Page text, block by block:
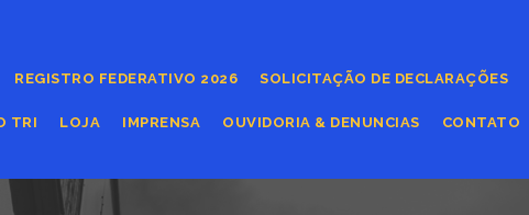
REGISTRO FEDERATIVO 2026 SOLICITAÇÃO DE DECLARAÇÕES
TRI LOJA IMPRENSA OUVIDORIA & DENUNCIAS CONTATO